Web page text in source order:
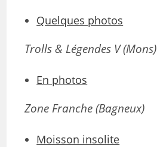
Quelques photos
Trolls & Légendes V (Mons)
En photos
Zone Franche (Bagneux)
Moisson insolite